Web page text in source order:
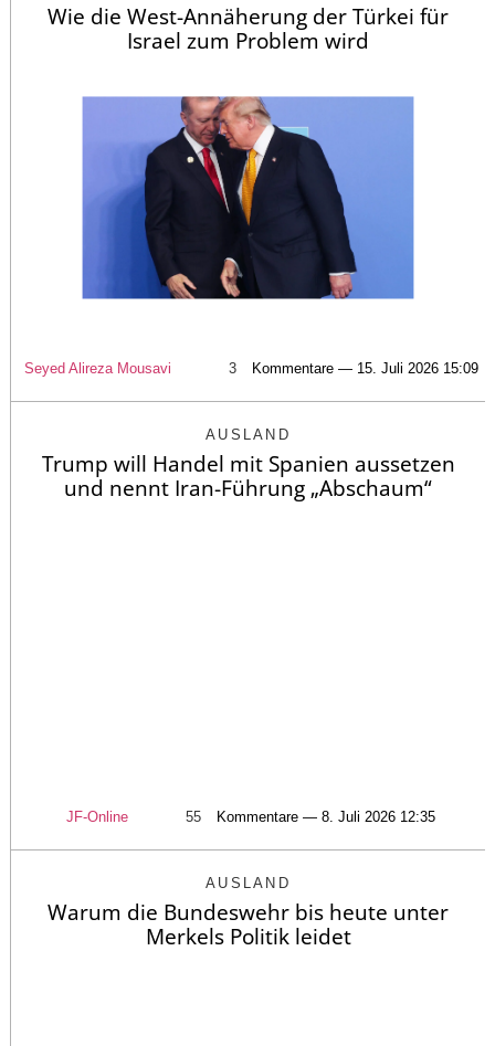
Wie die West-Annäherung der Türkei für
Israel zum Problem wird
Seyed Alireza Mousavi 3 Kommentare — 15. Juli 2026 15:09
AUSLAND
Trump will Handel mit Spanien aussetzen
und nennt Iran-Führung „Abschaum“
JF-Online 55 Kommentare — 8. Juli 2026 12:35
AUSLAND
Warum die Bundeswehr bis heute unter
Merkels Politik leidet